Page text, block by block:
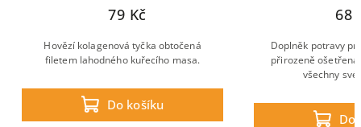
79 Kč
Do košíku
Hovězí kolagenová tyčka obtočená
filetem lahodného kuřecího masa.
68
Do
Doplněk potravy
přirozeně
všechny